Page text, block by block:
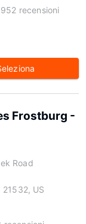
952 recensioni
Frostburg -
Road
US